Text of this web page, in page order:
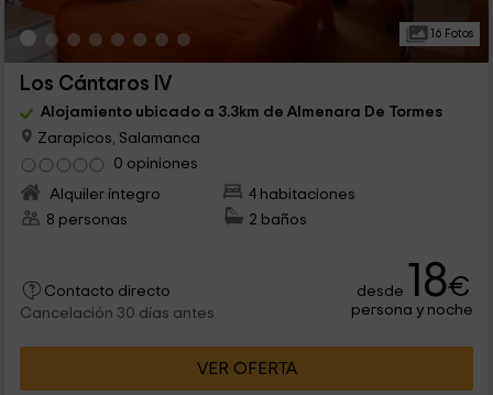
16 Fotos
Los Cántaros IV
Alojamiento ubicado a 3.3km de Almenara De Tormes
Zarapicos, Salamanca
0 opiniones
Alquiler íntegro
4 habitaciones
8 personas
2 baños
Contacto directo
Cancelación 30 días antes
desde 18€
persona y noche
VER OFERTA